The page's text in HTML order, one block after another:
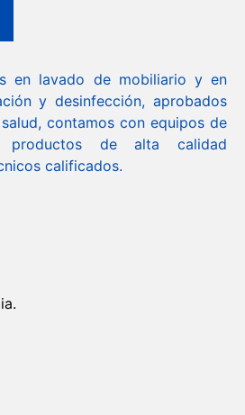
en lavado de mobiliario y en
y desinfección, aprobados
contamos con equipos de
productos de alta calidad
calificados.